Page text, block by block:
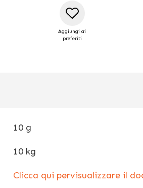
Aggiungi ai
preferiti
10 g
10 kg
Clicca qui pervisualizzare il